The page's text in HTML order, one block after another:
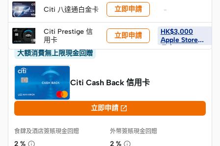
Citi 八達通白金卡 立即申請 -
Citi Prestige 信
用卡
立即申請
HK$3,000
Apple Store禮
品卡
大額消費無上限現金回贈
Citi Cash Back 信用卡
立即申請 
食肆及酒店簽賬現金回贈
2 %
外幣簽賬現金回贈
2 %